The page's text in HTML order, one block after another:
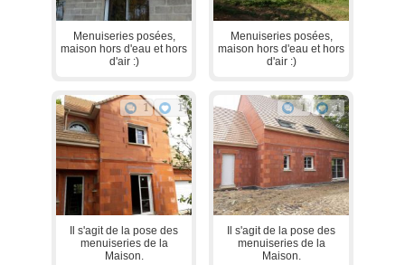
Menuiseries posées,
maison hors d'eau et hors
d'air :)
Menuiseries posées,
maison hors d'eau et hors
d'air :)
1 1
Il s'agit de la pose des
menuiseries de la
Maison.
1 1
Il s'agit de la pose des
menuiseries de la
Maison.